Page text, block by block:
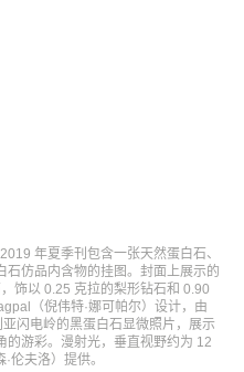
年夏季刊包含一张天然蛋白石、
仿品内含物的挂图。封面上展示的
饰以 0.25 克拉的梨形钻石和 0.90
（倪伟特·娜可帕尔）设计，由
闪电岭的黑蛋白石显微照片，展示
的游彩。漫射光，垂直视野约为 12
伦夫洛）提供。